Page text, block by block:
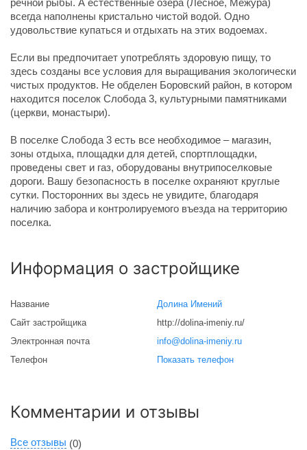
всегда наполнены кристально чистой водой. Одно
удовольствие купаться и отдыхать на этих водоемах.
Если вы предпочитает употреблять здоровую пищу, то
здесь созданы все условия для выращивания экологически
чистых продуктов. Не обделен Боровский район, в котором
находится поселок Слобода 3, культурными памятниками
(церкви, монастыри).
В поселке Слобода 3 есть все необходимое – магазин,
зоны отдыха, площадки для детей, спортплощадки,
проведены свет и газ, оборудованы внутрипоселковые
дороги. Вашу безопасность в поселке охраняют круглые
сутки. Посторонних вы здесь не увидите, благодаря
наличию забора и контролируемого въезда на территорию
поселка.
Информация о застройщике
Название
Долина Имений
Сайт застройщика
http://dolina-imeniy.ru/
Электронная почта
info@dolina-imeniy.ru
Телефон
Показать телефон
Комментарии и отзывы
Все отзывы (0)